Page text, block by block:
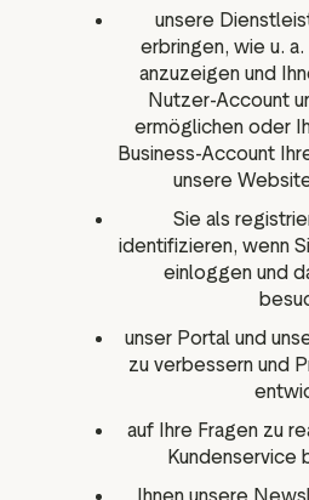
unsere
erbringen, wie u.
anzuzeigen und
Nutzer-Account
ermöglichen oder
Business-Account
unsere
Sie als
identifizieren, wenn
einloggen und
unser Portal und
zu verbessern und
auf Ihre Fragen zu
Kundenservice